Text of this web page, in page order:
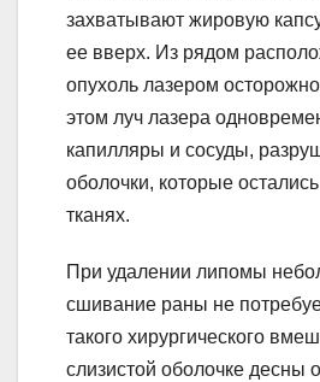
захватывают жировую
ее вверх. Из рядом
опухоль лазером
этом луч лазера
капилляры и сосуды,
оболочки, которые
тканях.
При удалении липомы
сшивание раны не
такого хирургического
слизистой оболочке десны